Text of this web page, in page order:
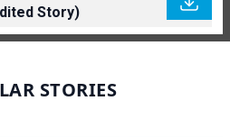
Story)
STORIES